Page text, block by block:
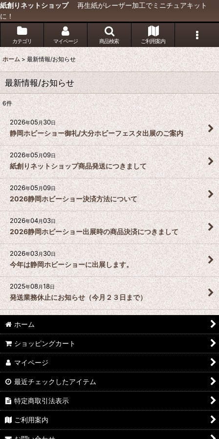
紙創りネットショップ再生紙がレーザー加工でミニチュアキット
に！
カテゴリ マイページ 商品検索 ご利用案内
ホーム > 最新情報/お知らせ
最新情報/お知らせ
6件
2026年05月30日
静岡ホビーショー御礼/大分ホビーフェスタ出展のご案内
2026年05月09日
紙創りネットショップ商品発送につきまして
2026年05月09日
2026静岡ホビーショー決済方法について
2026年04月03日
2026静岡ホビーショー出展時の商品決済につきまして
2026年03月30日
今年は静岡ホビーショーに出展します。
2025年08月18日
発送業務休止にお知らせ（今月２３日まで）
ホーム
ショッピングカート
マイページ
最近チェックしたアイテム
特定商取引法表示
ご利用案内